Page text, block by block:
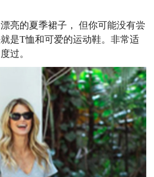
亮的夏季裙子， 但你可能没有尝
是T恤和可爱的运动鞋。非常适
过。